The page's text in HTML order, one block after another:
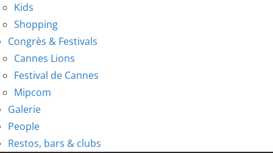
Kids
Shopping
Congrès & Festivals
Cannes Lions
Festival de Cannes
Mipcom
Galerie
People
Restos, bars & clubs